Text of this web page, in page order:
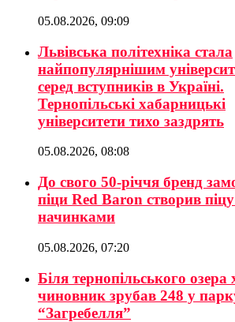
05.08.2026, 09:09
Львівська політехніка стала
найпопулярнішим
серед вступників в Україні.
Тернопільські хабарницькі
університети тихо заздрять
05.08.2026, 08:08
До свого 50-річчя бренд
піци Red Baron створив
начинками
05.08.2026, 07:20
Біля тернопільського озера
чиновник зрубав 248 у
“Загребелля”